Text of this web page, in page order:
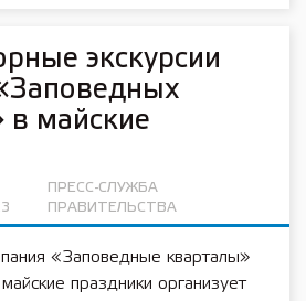
экскурсии
в майские
ПРЕСС-СЛУЖБА
ПРАВИТЕЛЬСТВА
«Заповедные кварталы»
праздники организует